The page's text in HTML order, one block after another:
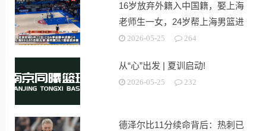
16岁放弃外籍入中国籍，娶上海
老师生一女，24岁帮上海男篮进
决赛
2026-05-25 264
从“心”出发 | 夏训启动!
2026-05-25 232
德泽尔比11分续命背后：热刺已